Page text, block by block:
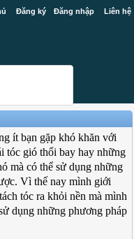
Đăng ký Đăng nhập Liên hệ
ít bạn gặp khó khăn với
tóc gió thổi bay hay những
mà có thể sử dụng những
Vì thế nay mình giới
tóc ra khỏi nền mà mình
dụng những phương pháp